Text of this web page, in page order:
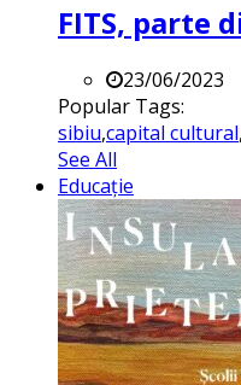
FITS, parte
23/06/2023
Popular Tags:
sibiu,capital cultural,
See All
Educație